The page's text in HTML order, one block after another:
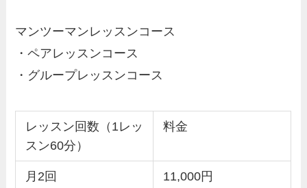
マンツーマンレッスンコース
・ペアレッスンコース
・グループレッスンコース
レッスン回数（1レッ
スン60分）
料金
月2回 11,000円